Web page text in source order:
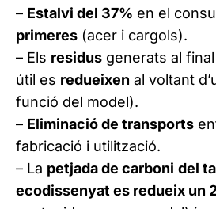
– Estalvi del 37% en el
primeres (acer i cargols).
– Els residus generats al
útil es redueixen al voltant
funció del model).
– Eliminació de transports
fabricació i utilització.
– La petjada de carboni del
ecodissenyat es redueix un